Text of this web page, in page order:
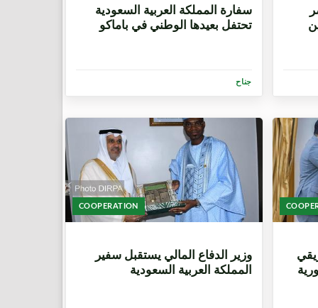
سفارة المملكة العربية السعودية
تحتفل بعيدها الوطني في باماكو
جناح
COOPERATION
وزير الدفاع المالي يستقبل سفير
المملكة العربية السعودية